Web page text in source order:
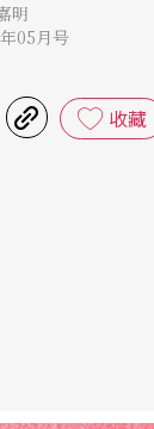
明
05月号
收藏